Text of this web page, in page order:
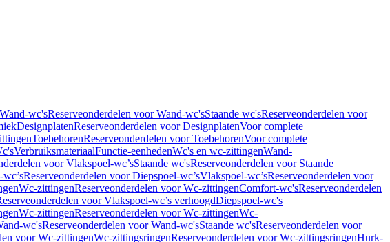
Wand-wc'sReserveonderdelen voor Wand-wc'sStaande wc'sReserveonderdelen voor
DesignplatenReserveonderdelen voor DesignplatenVoor complete
ToebehorenReserveonderdelen voor ToebehorenVoor complete
VerbruiksmateriaalFunctie-eenhedenWc's en wc-zittingenWand-
voor Vlakspoel-wc’sStaande wc'sReserveonderdelen voor Staande
Reserveonderdelen voor Diepspoel-wc’sVlakspoel-wc’sReserveonderdelen voor
Wc-zittingenReserveonderdelen voor Wc-zittingenComfort-wc'sReserveonderdelen
voor Vlakspoel-wc’s verhoogdDiepspoel-wc's
Wc-zittingenReserveonderdelen voor Wc-zittingenWc-
wc'sReserveonderdelen voor Wand-wc'sStaande wc'sReserveonderdelen voor
voor Wc-zittingenWc-zittingsringenReserveonderdelen voor Wc-zittingsringenHurk-